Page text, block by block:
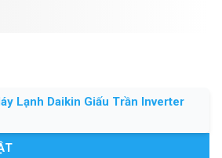
Lạnh Daikin Giấu Trần Inverter